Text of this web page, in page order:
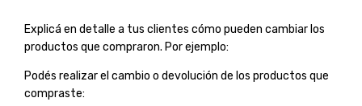
Explicá en detalle a tus clientes cómo pueden cambiar los
productos que compraron. Por ejemplo:
Podés realizar el cambio o devolución de los productos que
compraste: